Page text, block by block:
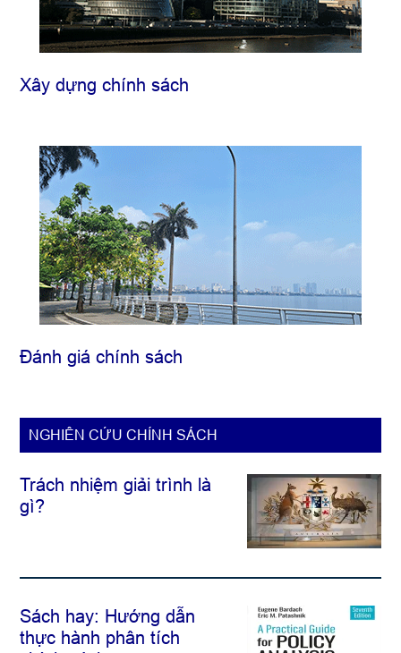
Xây dựng chính sách
Đánh giá chính sách
NGHIÊN CỨU CHÍNH SÁCH
Trách nhiệm giải trình là
gì?
Sách hay: Hướng dẫn
thực hành phân tích